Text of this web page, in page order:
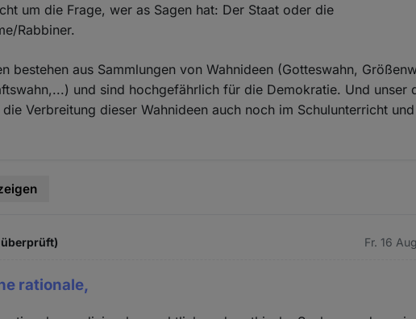
um die Frage, wer as Sagen hat: Der Staat oder die
Rabbiner.
bestehen aus Sammlungen von Wahnideen (Gotteswahn,
und sind hochgefährlich für die Demokratie. Und unser
Verbreitung dieser Wahnideen auch noch im Schulunterricht
überprüft) Fr. 16
rationale,